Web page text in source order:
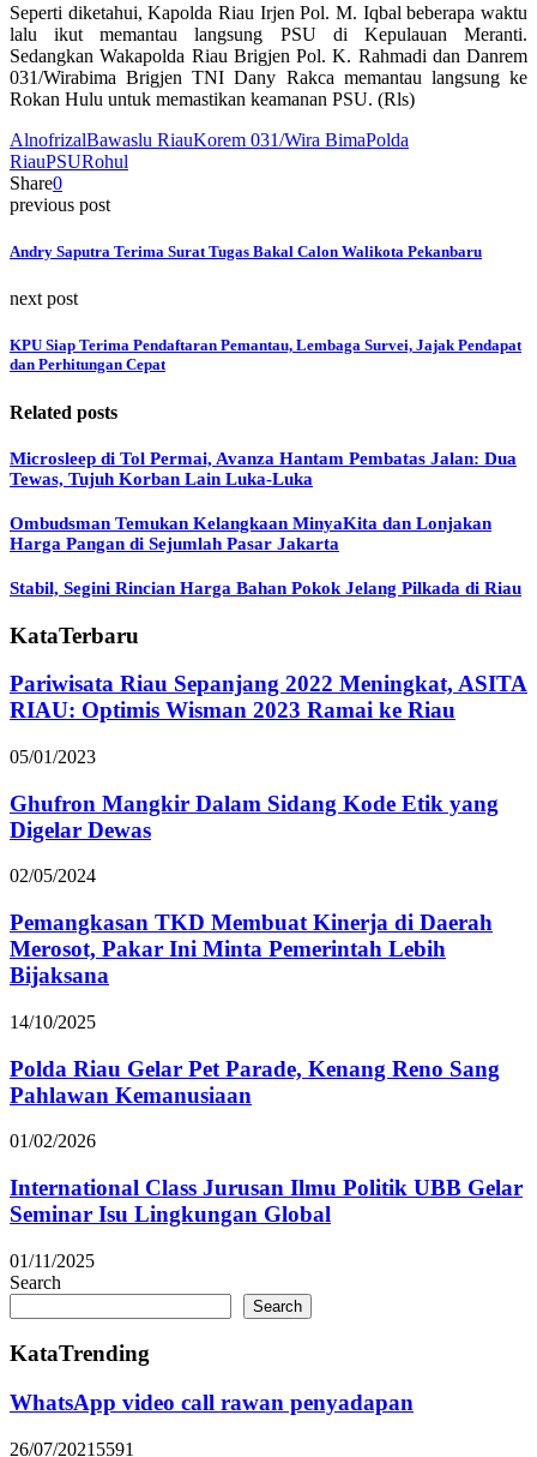
Seperti diketahui, Kapolda Riau Irjen Pol. M. Iqbal beberapa waktu
lalu ikut memantau langsung PSU di Kepulauan Meranti.
Sedangkan Wakapolda Riau Brigjen Pol. K. Rahmadi dan Danrem
031/Wirabima Brigjen TNI Dany Rakca memantau langsung ke
Rokan Hulu untuk memastikan keamanan PSU. (Rls)
AlnofrizalBawaslu RiauKorem 031/Wira BimaPolda
RiauPSURohul
Share0
previous post
Andry Saputra Terima Surat Tugas Bakal Calon Walikota Pekanbaru
next post
KPU Siap Terima Pendaftaran Pemantau, Lembaga Survei, Jajak Pendapat
dan Perhitungan Cepat
Related posts
Microsleep di Tol Permai, Avanza Hantam Pembatas Jalan: Dua
Tewas, Tujuh Korban Lain Luka-Luka
Ombudsman Temukan Kelangkaan MinyaKita dan Lonjakan
Harga Pangan di Sejumlah Pasar Jakarta
Stabil, Segini Rincian Harga Bahan Pokok Jelang Pilkada di Riau
KataTerbaru
Pariwisata Riau Sepanjang 2022 Meningkat, ASITA
RIAU: Optimis Wisman 2023 Ramai ke Riau
05/01/2023
Ghufron Mangkir Dalam Sidang Kode Etik yang
Digelar Dewas
02/05/2024
Pemangkasan TKD Membuat Kinerja di Daerah
Merosot, Pakar Ini Minta Pemerintah Lebih
Bijaksana
14/10/2025
Polda Riau Gelar Pet Parade, Kenang Reno Sang
Pahlawan Kemanusiaan
01/02/2026
International Class Jurusan Ilmu Politik UBB Gelar
Seminar Isu Lingkungan Global
01/11/2025
Search
Search
KataTrending
WhatsApp video call rawan penyadapan
26/07/2021 5591